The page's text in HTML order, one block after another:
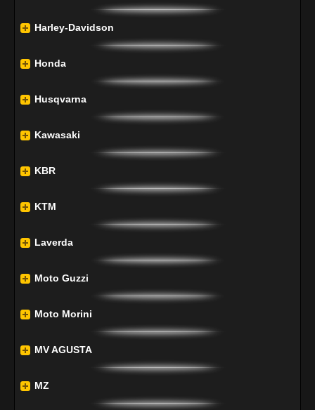
Harley-Davidson
Honda
Husqvarna
Kawasaki
KBR
KTM
Laverda
Moto Guzzi
Moto Morini
MV AGUSTA
MZ